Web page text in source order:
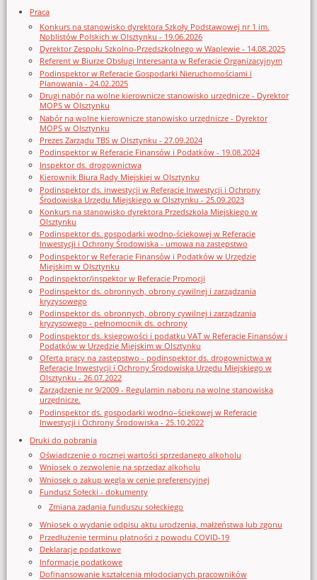
Praca
Konkurs na stanowisko dyrektora Szkoły Podstawowej nr 1 im.
Noblistów Polskich w Olsztynku - 19.06.2026
Dyrektor Zespołu Szkolno-Przedszkolnego w Waplewie - 14.08.2025
Referent w Biurze Obsługi Interesanta w Referacie Organizacyjnym
Podinspektor w Referacie Gospodarki Nieruchomościami i
Planowania - 24.02.2025
Drugi nabór na wolne kierownicze stanowisko urzędnicze - Dyrektor
MOPS w Olsztynku
Nabór na wolne kierownicze stanowisko urzędnicze - Dyrektor
MOPS w Olsztynku
Prezes Zarządu TBS w Olsztynku - 27.09.2024
Podinspektor w Referacie Finansów i Podatków - 19.08.2024
Inspektor ds. drogownictwa
Kierownik Biura Rady Miejskiej w Olsztynku
Podinspektor ds. inwestycji w Referacie Inwestycji i Ochrony
Środowiska Urzędu Miejskiego w Olsztynku - 25.09.2023
Konkurs na stanowisko dyrektora Przedszkola Miejskiego w
Olsztynku
Podinspektor ds. gospodarki wodno-ściekowej w Referacie
Inwestycji i Ochrony Środowiska - umowa na zastępstwo
Podinspektor w Referacie Finansów i Podatków w Urzędzie
Miejskim w Olsztynku
Podinspektor/inspektor w Referacie Promocji
Podinspektor ds. obronnych, obrony cywilnej i zarządzania
kryzysowego
Podinspektor ds. obronnych, obrony cywilnej i zarządzania
kryzysowego - pełnomocnik ds. ochrony
Podinspektor ds. księgowości i podatku VAT w Referacie Finansów i
Podatków w Urzędzie Miejskim w Olsztynku
Oferta pracy na zastępstwo - podinspektor ds. drogownictwa w
Referacie Inwestycji i Ochrony Środowiska Urzędu Miejskiego w
Olsztynku - 26.07.2022
Zarządzenie nr 9/2009 - Regulamin naboru na wolne stanowiska
urzędnicze.
Podinspektor ds. gospodarki wodno–ściekowej w Referacie
Inwestycji i Ochrony Środowiska - 25.10.2022
Druki do pobrania
Oświadczenie o rocznej wartości sprzedanego alkoholu
Wniosek o zezwolenie na sprzedaz alkoholu
Wniosek o zakup węgla w cenie preferencyjnej
Fundusz Sołecki - dokumenty
Zmiana zadania funduszu sołeckiego
Wniosek o wydanie odpisu aktu urodzenia, małżeństwa lub zgonu
Przedłużenie terminu płatności z powodu COVID-19
Deklaracje podatkowe
Informacje podatkowe
Dofinansowanie kształcenia młodocianych pracowników